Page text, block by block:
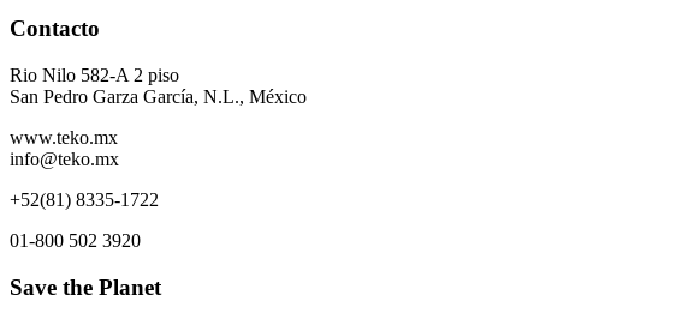
Contacto
Rio Nilo 582-A 2 piso
San Pedro Garza García, N.L., México
www.teko.mx
info@teko.mx
+52(81) 8335-1722
01-800 502 3920
Save the Planet